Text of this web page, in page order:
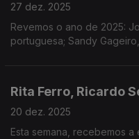
27 dez. 2025
Revemos o ano de 2025:
portuguesa; Sandy
Rita Ferro, Ricardo
20 dez. 2025
Esta semana, recebemos